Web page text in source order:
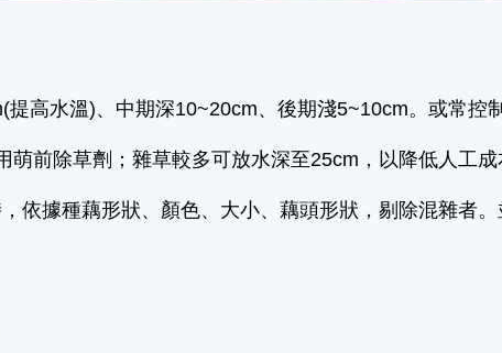
高水溫)、中期深10~20cm、後期淺5~10cm。或常控
萌前除草劑；雜草較多可放水深至25cm，以降低人工成
依據種藕形狀、顏色、大小、藕頭形狀，剔除混雜者。